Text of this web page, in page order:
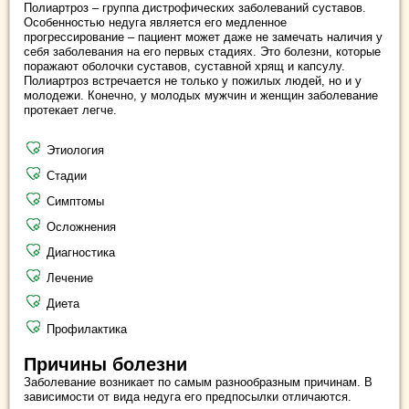
Полиартроз – группа дистрофических заболеваний суставов.
Особенностью недуга является его медленное
прогрессирование – пациент может даже не замечать наличия у
себя заболевания на его первых стадиях. Это болезни, которые
поражают оболочки суставов, суставной хрящ и капсулу.
Полиартроз встречается не только у пожилых людей, но и у
молодежи. Конечно, у молодых мужчин и женщин заболевание
протекает легче.
Этиология
Стадии
Симптомы
Осложнения
Диагностика
Лечение
Диета
Профилактика
Причины болезни
Заболевание возникает по самым разнообразным причинам. В
зависимости от вида недуга его предпосылки отличаются.